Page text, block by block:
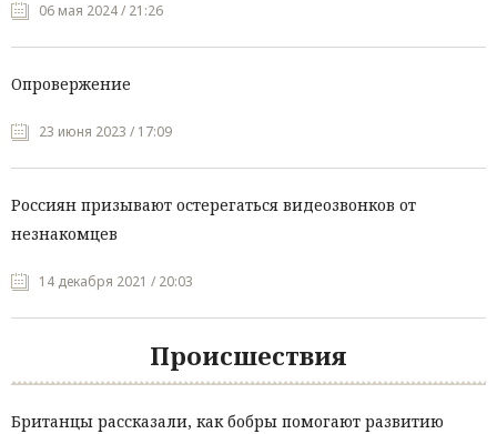
06 мая 2024 / 21:26
Опровержение
23 июня 2023 / 17:09
Россиян призывают остерегаться видеозвонков от
незнакомцев
14 декабря 2021 / 20:03
Происшествия
Британцы рассказали, как бобры помогают развитию